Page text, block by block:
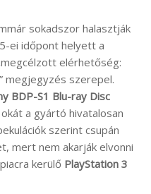
sokadszor halasztják
ei időpont helyett a
elérhetőség:
megjegyzés szerepel.
BDP-S1 Blu-ray Disc
a gyártó hivatalosan
szerint csupán
mert nem akarják elvonni
kerülő PlayStation 3